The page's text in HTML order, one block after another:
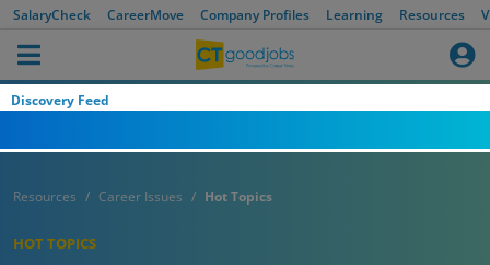
SalaryCheck CareerMove Company Profiles Learning Resources
Discovery Feed
Resources Career Issues Hot Topics
HOT TOPICS